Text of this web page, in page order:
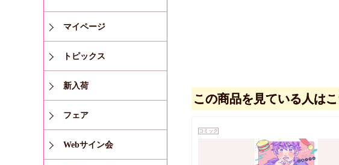
マイページ
トピックス
新入荷
フェア
Webサイン会
この商品を見ている人は
コミック